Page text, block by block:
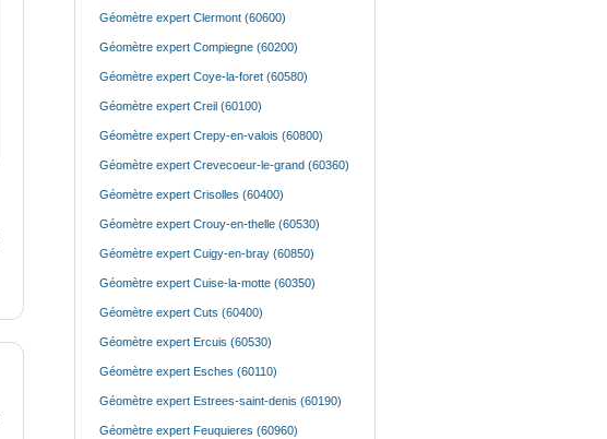
Géomètre expert Clermont (60600)
Géomètre expert Compiegne (60200)
Géomètre expert Coye-la-foret (60580)
Géomètre expert Creil (60100)
Géomètre expert Crepy-en-valois (60800)
Géomètre expert Crevecoeur-le-grand (60360)
Géomètre expert Crisolles (60400)
Géomètre expert Crouy-en-thelle (60530)
Géomètre expert Cuigy-en-bray (60850)
Géomètre expert Cuise-la-motte (60350)
Géomètre expert Cuts (60400)
Géomètre expert Ercuis (60530)
Géomètre expert Esches (60110)
Géomètre expert Estrees-saint-denis (60190)
Géomètre expert Feuquieres (60960)